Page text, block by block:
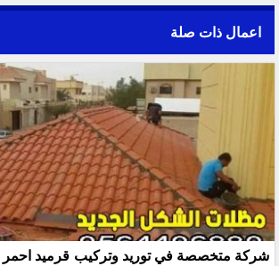
اعمال ذات صلة
شركة متخصصة في توريد وتركيب قرميد احمر